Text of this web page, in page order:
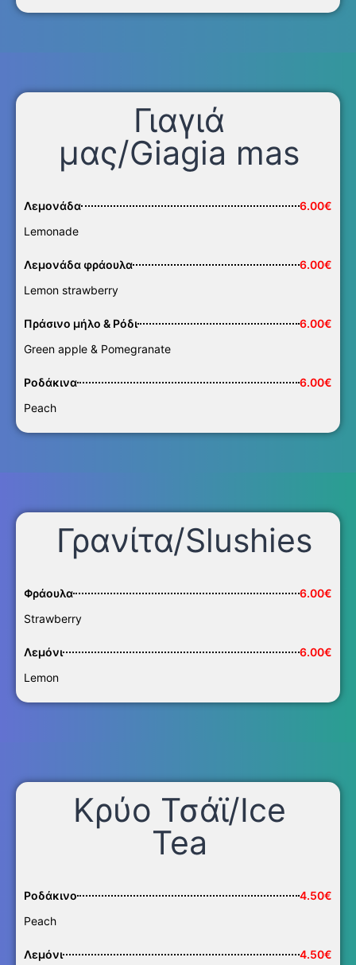
Γιαγιά
μας/Giagia mas
Λεμονάδα
6.00€
Lemonade
Λεμονάδα φράουλα
6.00€
Lemon strawberry
Πράσινο μήλο & Ρόδι
6.00€
Green apple & Pomegranate
Ροδάκινα
6.00€
Peach
Γρανίτα/Slushies
Φράουλα
6.00€
Strawberry
Λεμόνι
6.00€
Lemon
Κρύο Τσάϊ/Ice
Tea
Ροδάκινο
4.50€
Peach
Λεμόνι
4.50€